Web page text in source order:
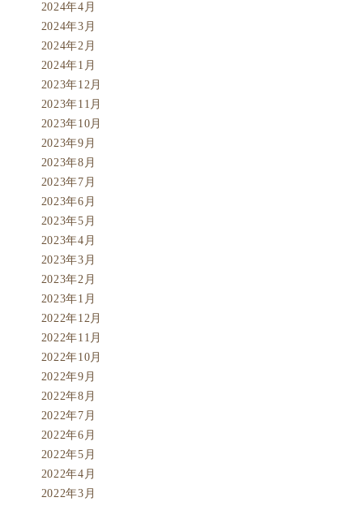
2024年4月
2024年3月
2024年2月
2024年1月
2023年12月
2023年11月
2023年10月
2023年9月
2023年8月
2023年7月
2023年6月
2023年5月
2023年4月
2023年3月
2023年2月
2023年1月
2022年12月
2022年11月
2022年10月
2022年9月
2022年8月
2022年7月
2022年6月
2022年5月
2022年4月
2022年3月